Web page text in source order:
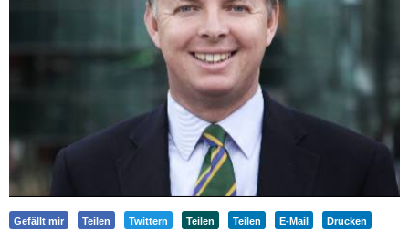
Gefällt mir Teilen Twittern Teilen Teilen E-Mail Drucken